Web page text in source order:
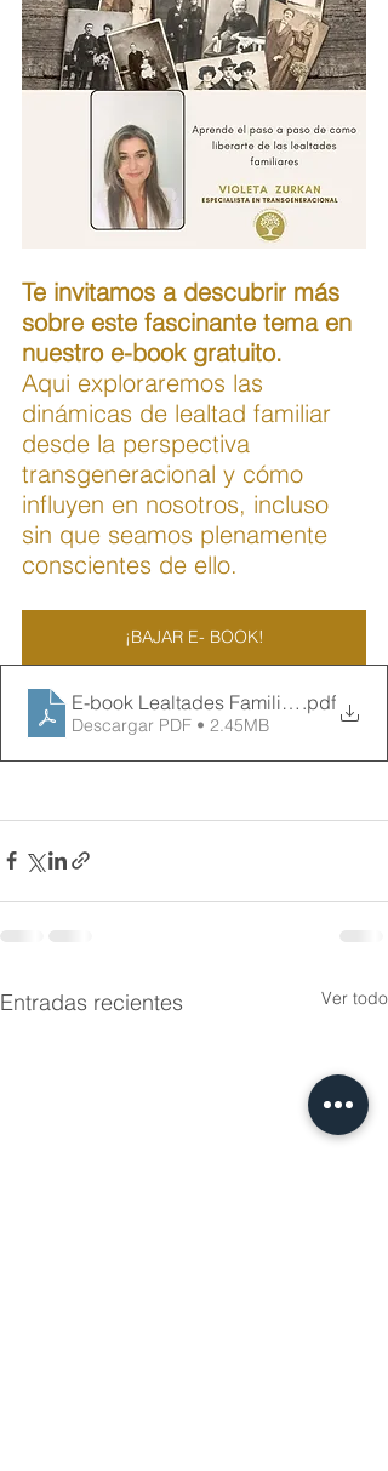
Te invitamos a descubrir más
sobre este fascinante tema en
nuestro e-book gratuito.
Aqui exploraremos las
dinámicas de lealtad familiar
desde la perspectiva
transgeneracional y cómo
influyen en nosotros, incluso
sin que seamos plenamente
conscientes de ello.
¡BAJAR E- BOOK!
E-book Lealtades Familiares-pdf
.pdf
Descargar PDF • 2.45MB
Entradas recientes Ver todo